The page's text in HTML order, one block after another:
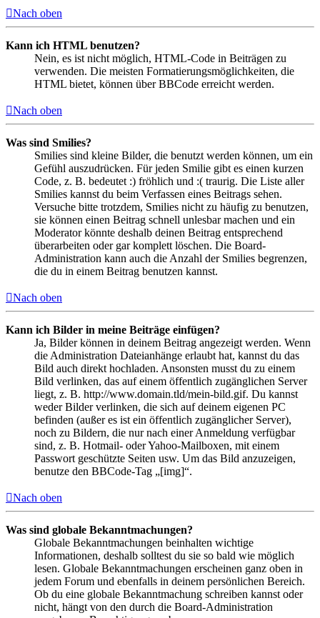
Nach oben
Kann ich HTML benutzen?
Nein, es ist nicht möglich, HTML-Code in Beiträgen zu
verwenden. Die meisten Formatierungsmöglichkeiten, die
HTML bietet, können über BBCode erreicht werden.
Nach oben
Was sind Smilies?
Smilies sind kleine Bilder, die benutzt werden können, um ein
Gefühl auszudrücken. Für jeden Smilie gibt es einen kurzen
Code, z. B. bedeutet :) fröhlich und :( traurig. Die Liste aller
Smilies kannst du beim Verfassen eines Beitrags sehen.
Versuche bitte trotzdem, Smilies nicht zu häufig zu benutzen,
sie können einen Beitrag schnell unlesbar machen und ein
Moderator könnte deshalb deinen Beitrag entsprechend
überarbeiten oder gar komplett löschen. Die Board-
Administration kann auch die Anzahl der Smilies begrenzen,
die du in einem Beitrag benutzen kannst.
Nach oben
Kann ich Bilder in meine Beiträge einfügen?
Ja, Bilder können in deinem Beitrag angezeigt werden. Wenn
die Administration Dateianhänge erlaubt hat, kannst du das
Bild auch direkt hochladen. Ansonsten musst du zu einem
Bild verlinken, das auf einem öffentlich zugänglichen Server
liegt, z. B. http://www.domain.tld/mein-bild.gif. Du kannst
weder Bilder verlinken, die sich auf deinem eigenen PC
befinden (außer es ist ein öffentlich zugänglicher Server),
noch zu Bildern, die nur nach einer Anmeldung verfügbar
sind, z. B. Hotmail- oder Yahoo-Mailboxen, mit einem
Passwort geschützte Seiten usw. Um das Bild anzuzeigen,
benutze den BBCode-Tag „[img]“.
Nach oben
Was sind globale Bekanntmachungen?
Globale Bekanntmachungen beinhalten wichtige
Informationen, deshalb solltest du sie so bald wie möglich
lesen. Globale Bekanntmachungen erscheinen ganz oben in
jedem Forum und ebenfalls in deinem persönlichen Bereich.
Ob du eine globale Bekanntmachung schreiben kannst oder
nicht, hängt von den durch die Board-Administration